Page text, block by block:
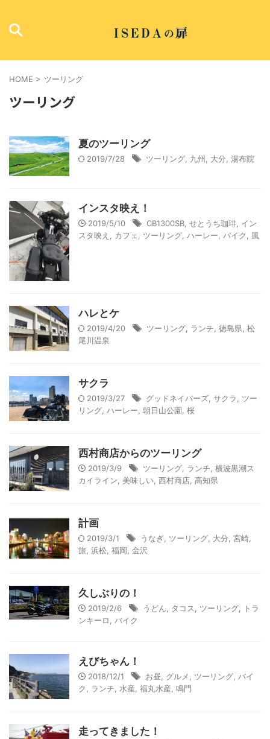
HOME > ツーリング
ツーリング
夏のツーリング
2019/7/28 ツーリング 九州 大分 湯布院
インスタ映え！
2019/5/10 CB1300SB せとうち珈琲 イン
スタ映え
カフェ ツーリング ハーレー バイク 風
ハレとケ
2019/4/20 ツーリング ランチ 徳島県 松
尾川温泉
サクラ
2019/3/27 グッドネイバーズ サクラ
ツー
リング ハーレー 朝日山公園 桜
西村商店からのツーリング
2019/3/9 ツーリング ランチ 横波黒潮ス
カイライン
美味しい 西村商店 高知県
計画
2019/3/1 うなぎ ツーリング 大分 宮崎
旅 浜松 福岡 金沢
久しぶりの！
2019/2/6 うどん タコス ツーリング
トラ
ンキーロ
バイク
えびちゃん！
2018/12/1 お昼 グルメ ツーリング バイ
ク
ランチ 水産 福丸水産 鳴門
走ってきました！